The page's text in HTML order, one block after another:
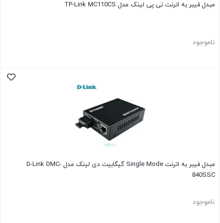
مبدل فیبر به اترنت تی پی لینک مدل TP-Link MC110CS
ناموجود
مبدل فیبر به اترنت Single Mode گیگابیت دی لینک مدل D-Link DMC-
840SSC
ناموجود